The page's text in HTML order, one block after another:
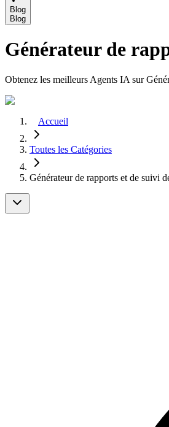
Blog
Blog
Générateur de
Obtenez les meilleurs Agents IA sur
Accueil
Toutes les Catégories
Générateur de rapports et de suivi